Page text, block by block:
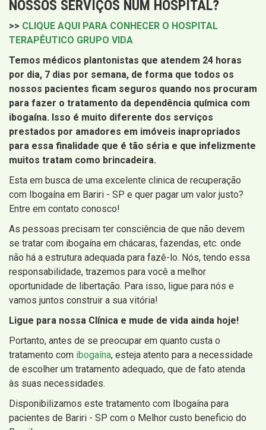
NOSSOS SERVIÇOS NUM HOSPITAL?
>> CLIQUE AQUI PARA CONHECER O HOSPITAL
TERAPÊUTICO GRUPO VIDA
Temos médicos plantonistas que atendem 24 horas
por dia, 7 dias por semana, de forma que todos os
nossos pacientes ficam seguros quando nos procuram
para fazer o tratamento da dependência química com
ibogaína. Isso é muito diferente dos serviços
prestados por amadores em imóveis inapropriados
para essa finalidade que é tão séria e que infelizmente
muitos tratam como brincadeira.
Esta em busca de uma excelente clinica de recuperação
com Ibogaína em Bariri - SP e quer pagar um valor justo?
Entre em contato conosco!
As pessoas precisam ter consciência de que não devem
se tratar com ibogaína em chácaras, fazendas, etc. onde
não há a estrutura adequada para fazê-lo. Nós, tendo essa
responsabilidade, trazemos para você a melhor
oportunidade de libertação. Para isso, ligue para nós e
vamos juntos construir a sua vitória!
Ligue para nossa Clínica e mude de vida ainda hoje!
Portanto, antes de se preocupar em quanto custa o
tratamento com ibogaína, esteja atento para a necessidade
de escolher um tratamento adequado, que de fato atenda
às suas necessidades.
Disponibilizamos este tratamento com Ibogaína para
pacientes de Bariri - SP com o Melhor custo beneficio do